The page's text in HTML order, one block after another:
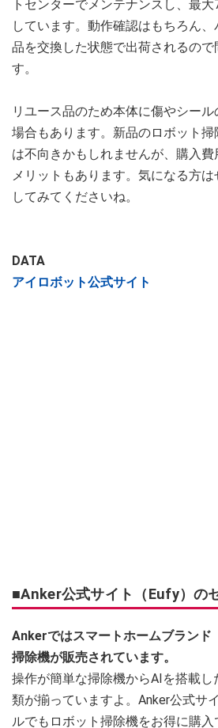
トセンターでメンテナンスし、最
しています。動作確認はもちろん
品を交換した状態で出荷されるので
す。
リユース品のため本体に傷やシー
場合もあります。新品のロボット
は不向きかもしれませんが、購入
メリットもあります。気になる方
してみてくださいね。
DATA
アイロボット公式サイト
■Anker公式サイト（Eufy）の
Ankerではスマートホームブランド
掃除機が販売されています。
操作が簡単な掃除機からAIを搭載
類が揃っていますよ。Anker公式サ
ルでもロボット掃除機をお得に購